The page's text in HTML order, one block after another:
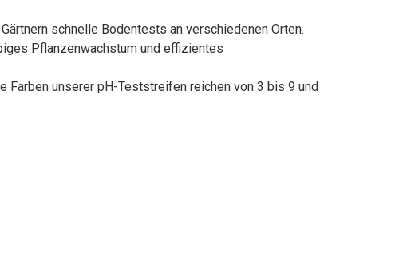
schnelle Bodentests an verschiedenen Orten.
Pflanzenwachstum und effizientes
unserer pH-Teststreifen reichen von 3 bis 9 und